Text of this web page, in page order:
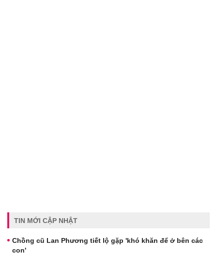
TIN MỚI CẬP NHẬT
Chồng cũ Lan Phương tiết lộ gặp 'khó khăn để ở bên các
con'